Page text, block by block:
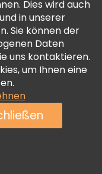
Dies wird auch
in unserer
Sie können der
Daten
uns kontaktieren.
um Ihnen eine